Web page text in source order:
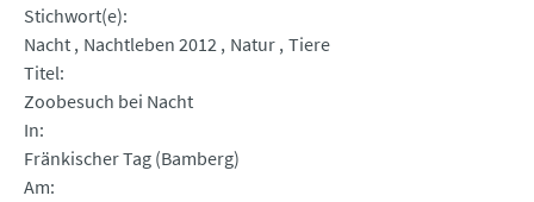
Stichwort(e)
Nacht Nachtleben 2012 Natur Tiere
Titel
Zoobesuch bei Nacht
In
Fränkischer Tag (Bamberg)
Am